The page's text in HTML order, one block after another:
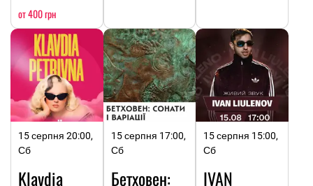
от 400 грн
15 серпня 20:00,
Сб
Klavdia
15 серпня 17:00,
Сб
Бетховен:
15 серпня 15:00,
Сб
IVAN